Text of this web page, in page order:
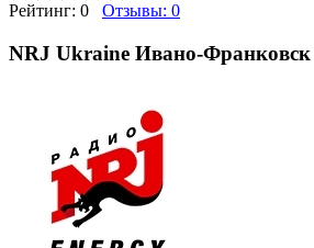
Рейтинг: 0 Отзывы: 0
NRJ Ukraine Ивано-